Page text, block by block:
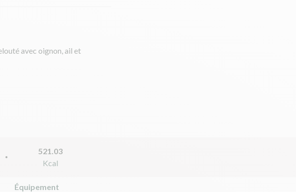
avec oignon, ail et
521.03
Kcal
Équipement